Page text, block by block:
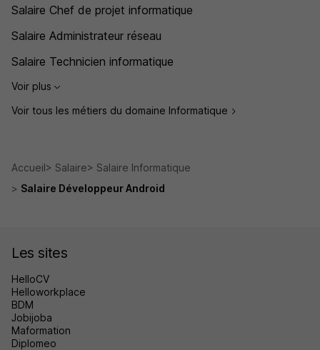
Salaire Chef de projet informatique
Salaire Administrateur réseau
Salaire Technicien informatique
Voir plus
Voir tous les métiers du domaine Informatique
Accueil Salaire
Salaire Informatique
Salaire Développeur Android
Les sites
HelloCV
Helloworkplace
BDM
Jobijoba
Maformation
Diplomeo